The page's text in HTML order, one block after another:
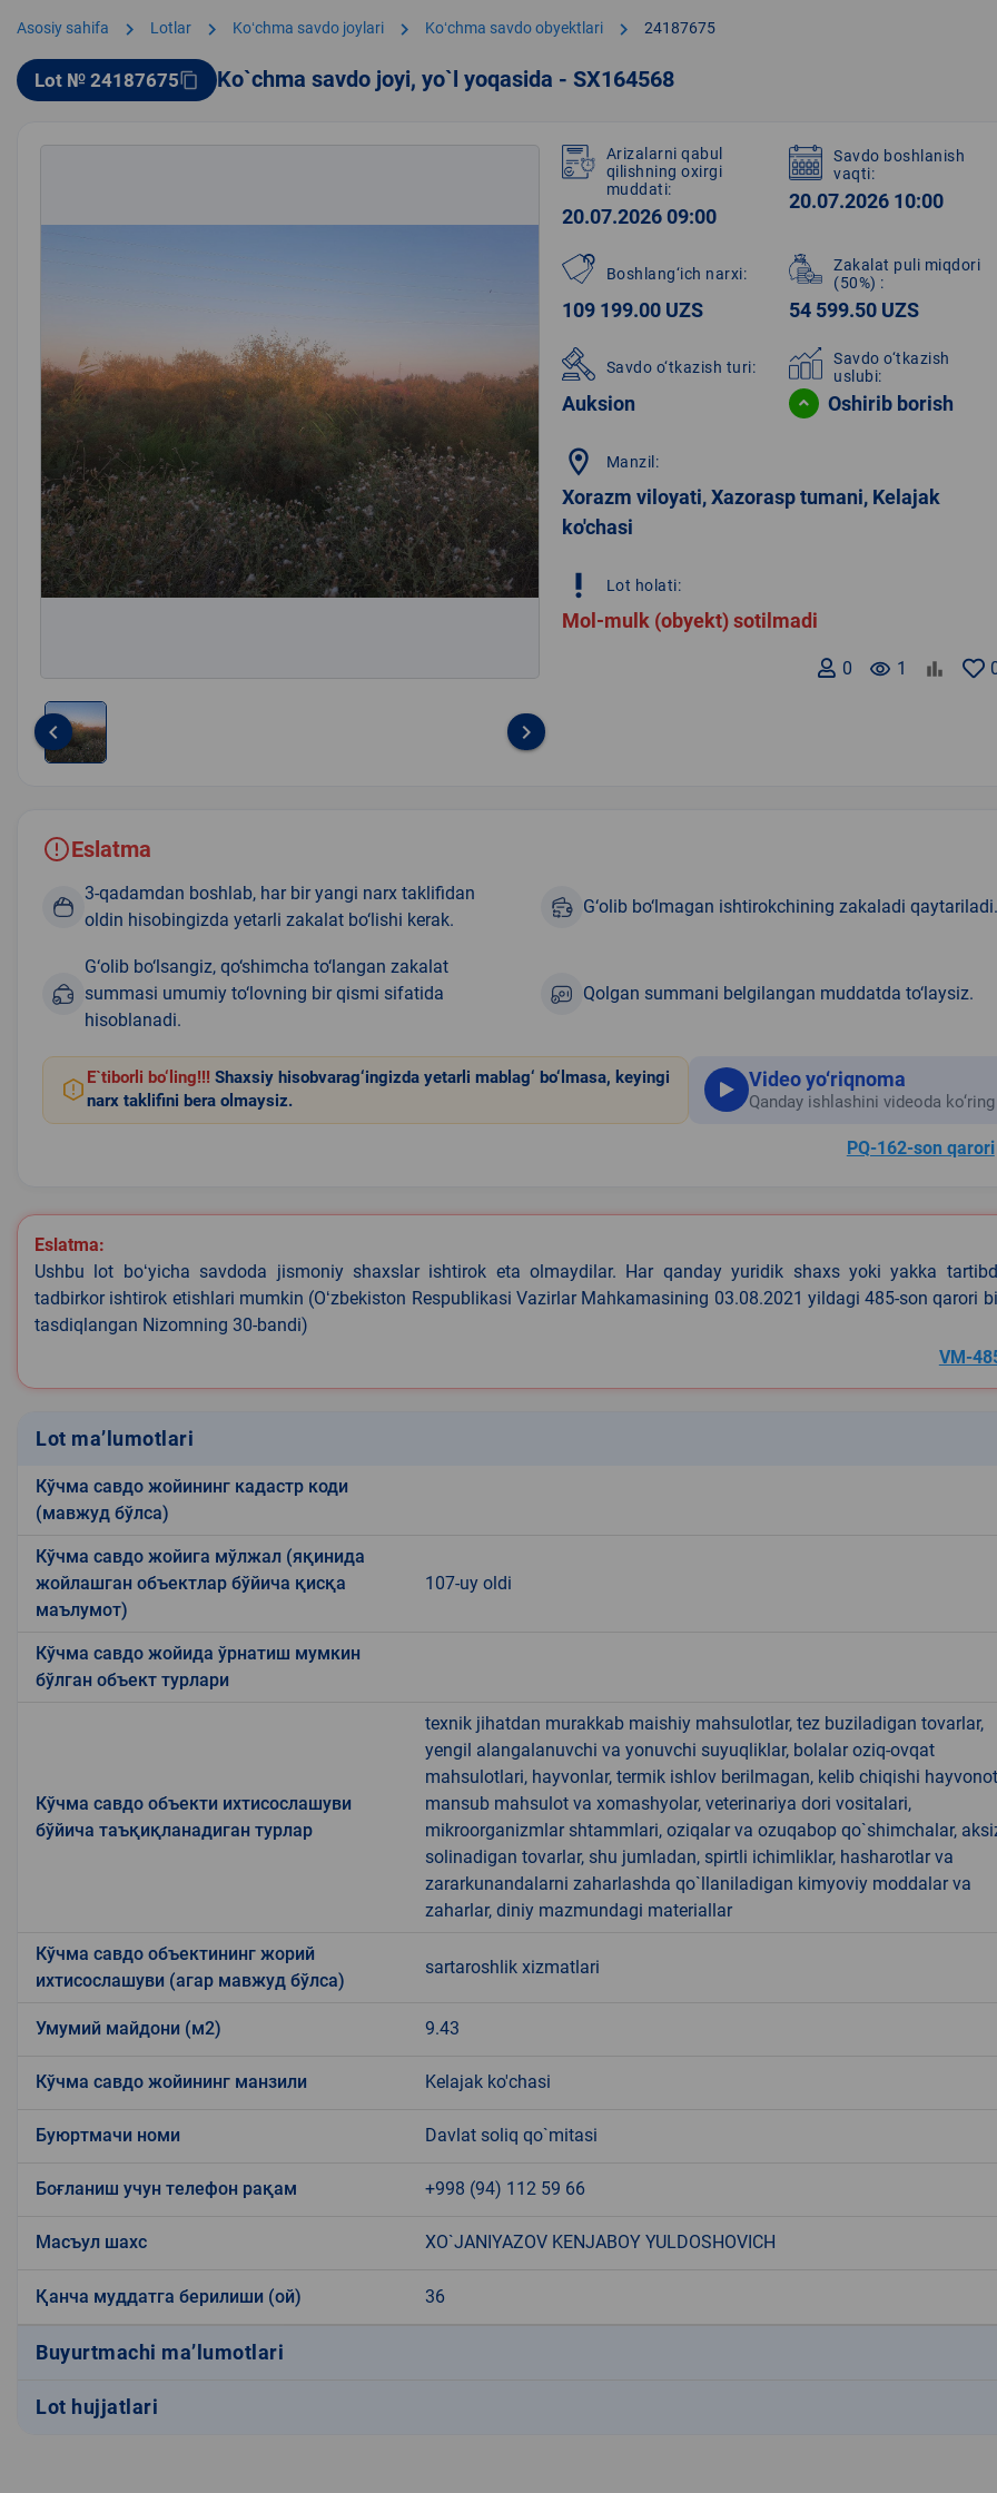
Asosiy sahifa chevron_right Lotlar chevron_right Koʻchma savdo joylari chevron_right Koʻchma savdo obyektlari chevron_right 24187675
Lot № 24187675content_copy Ko`chma savdo joyi, yo`l yoqasida - SX164568
1
keyboard_arrow_left keyboard_arrow_right
Arizalarni qabul
qilishning oxirgi
muddati:
20.07.2026 09:00
Savdo boshlanish
vaqti:
20.07.2026 10:00
Boshlang‘ich narxi:
109 199.00 UZS
Zakalat puli miqdori
(50%) :
54 599.50 UZS
Savdo o‘tkazish turi:
Auksion
Savdo o‘tkazish
uslubi:
Oshirib borish
location_on Manzil:
Xorazm viloyati, Xazorasp tumani, Kelajak
ko'chasi
priority_high Lot holati:
Mol-mulk (obyekt) sotilmadi
remove_red_eye 1
0
Eslatma
3-qadamdan boshlab, har bir yangi narx taklifidan
oldin hisobingizda yetarli zakalat bo‘lishi kerak.
G‘olib bo‘lmagan ishtirokchining zakaladi qaytariladi.
G‘olib bo‘lsangiz, qo‘shimcha to‘langan zakalat
summasi umumiy to‘lovning bir qismi sifatida
hisoblanadi.
Qolgan summani belgilangan muddatda to‘laysiz.
E`tiborli bo‘ling!!! Shaxsiy hisobvarag‘ingizda yetarli mablag‘ bo‘lmasa, keyingi
narx taklifini bera olmaysiz.
Video yo‘riqnoma
Qanday ishlashini videoda ko‘ring
PQ-162-son qarori
Eslatma:
Ushbu lot boʻyicha savdoda jismoniy shaxslar ishtirok eta olmaydilar. Har qanday yuridik shaxs yoki yakka
tadbirkor ishtirok etishlari mumkin (Oʻzbekiston Respublikasi Vazirlar Mahkamasining 03.08.2021 yildagi 485-son qarori
tasdiqlangan Nizomning 30-bandi)
VM-
Lot ma’lumotlari
Кўчма савдо жойининг кадастр коди
(мавжуд бўлса)
Кўчма савдо жойига мўлжал (яқинида
жойлашган объектлар бўйича қисқа
маълумот)
107-uy oldi
Кўчма савдо жойида ўрнатиш мумкин
бўлган объект турлари
Кўчма савдо объекти ихтисослашуви
бўйича таъқиқланадиган турлар
texnik jihatdan murakkab maishiy mahsulotlar, tez buziladigan tovarlar,
yengil alangalanuvchi va yonuvchi suyuqliklar, bolalar oziq-ovqat
mahsulotlari, hayvonlar, termik ishlov berilmagan, kelib chiqishi
mansub mahsulot va xomashyolar, veterinariya dori vositalari,
mikroorganizmlar shtammlari, oziqalar va ozuqabop qo`shimchalar,
solinadigan tovarlar, shu jumladan, spirtli ichimliklar, hasharotlar va
zararkunandalarni zaharlashda qo`llaniladigan kimyoviy moddalar va
zaharlar, diniy mazmundagi materiallar
Кўчма савдо объектининг жорий
ихтисослашуви (агар мавжуд бўлса)
sartaroshlik xizmatlari
Умумий майдони (м2) 9.43
Кўчма савдо жойининг манзили Kelajak ko'chasi
Буюртмачи номи Davlat soliq qo`mitasi
Боғланиш учун телефон рақам +998 (94) 112 59 66
Масъул шахс XO`JANIYAZOV KENJABOY YULDOSHOVICH
Қанча муддатга берилиши (ой) 36
Buyurtmachi ma’lumotlari
Lot hujjatlari